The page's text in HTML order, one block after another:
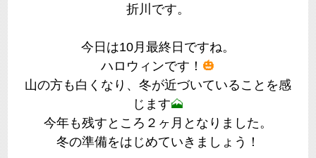
折川です。
今日は10月最終日ですね。
ハロウィンです！ 🎃
山の方も白くなり、冬が近づいていることを感
じます🗻
今年も残すところ２ヶ月となりました。
冬の準備をはじめていきましょう！